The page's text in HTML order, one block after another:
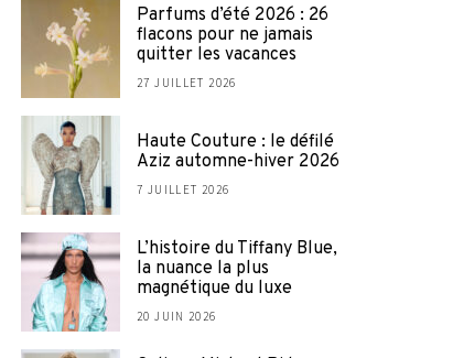
Parfums d’été 2026 : 26
flacons pour ne jamais
quitter les vacances
27 JUILLET 2026
Haute Couture : le défilé
Aziz automne-hiver 2026
7 JUILLET 2026
L’histoire du Tiffany Blue,
la nuance la plus
magnétique du luxe
20 JUIN 2026